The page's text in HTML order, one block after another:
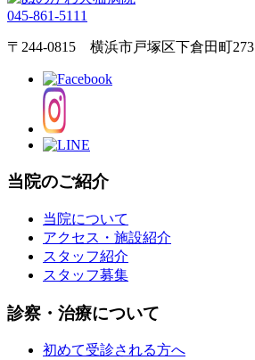
045-861-5111
〒244-0815 横浜市戸塚区下倉田町273
当院のご紹介
当院について
アクセス・施設紹介
スタッフ紹介
スタッフ募集
診察・治療について
初めて受診される方へ